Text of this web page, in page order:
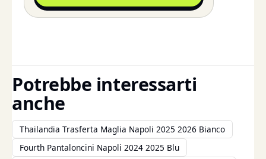
Potrebbe interessarti
anche
Thailandia Trasferta Maglia Napoli 2025 2026 Bianco
Fourth Pantaloncini Napoli 2024 2025 Blu